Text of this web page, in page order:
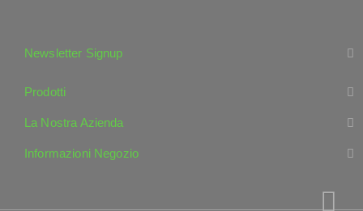
Newsletter Signup
Prodotti
La Nostra Azienda
Informazioni Negozio